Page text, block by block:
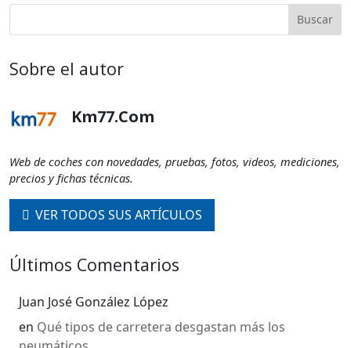
Sobre el autor
Km77.com
Web de coches con novedades, pruebas, fotos, videos, mediciones,
precios y fichas técnicas.
VER TODOS SUS ARTÍCULOS
Últimos Comentarios
Juan José González López
en Qué tipos de carretera desgastan más los